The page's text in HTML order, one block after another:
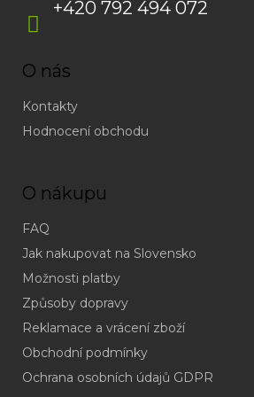
+420 792 494 072
O nás
Kontakty
Hodnocení obchodu
O nákupu
FAQ
Jak nakupovat na Slovensko
Možnosti platby
Způsoby dopravy
Reklamace a vrácení zboží
Obchodní podmínky
Ochrana osobních údajů GDPR
(odpověď
do